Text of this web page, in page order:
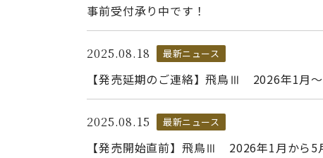
事前受付承り中です！
2025.08.18 最新ニュース
【発売延期のご連絡】飛鳥Ⅲ 2026年1月
2025.08.15 最新ニュース
【発売開始直前】飛鳥Ⅲ 2026年1月から5